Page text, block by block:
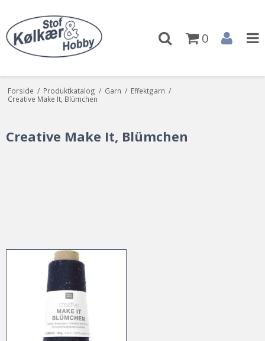
0
Forside / Produktkatalog / Garn / Effektgarn /
Creative Make It, Blümchen
Creative Make It, Blümchen